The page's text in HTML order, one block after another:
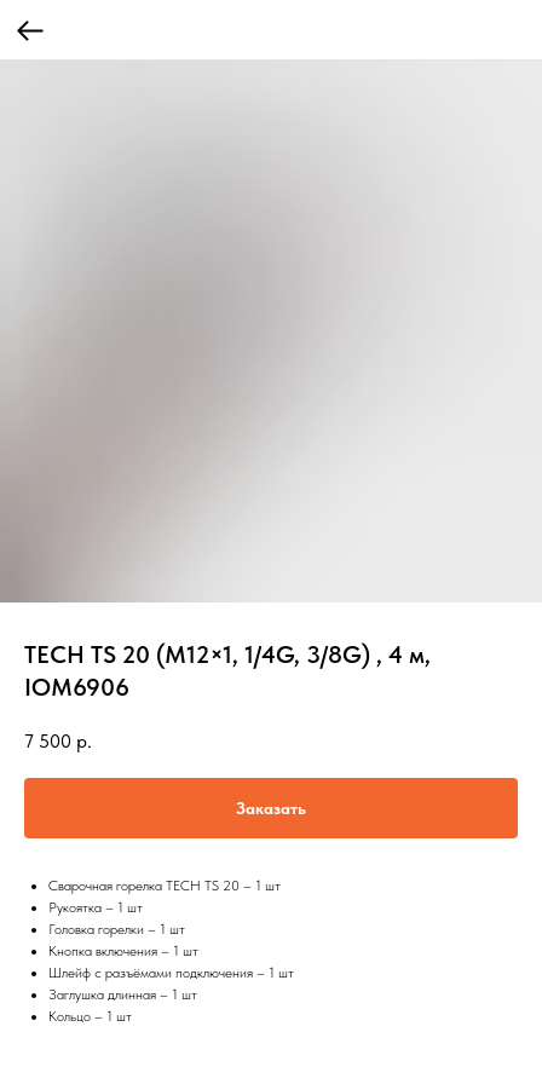
TECH TS 20 (M12×1, 1/4G, 3/8G) , 4 м,
IOM6906
7 500 р.
Заказать
Сварочная горелка TECH TS 20 – 1 шт
Рукоятка – 1 шт
Головка горелки – 1 шт
Кнопка включения – 1 шт
Шлейф с разъёмами подключения – 1 шт
Заглушка длинная – 1 шт
Кольцо – 1 шт